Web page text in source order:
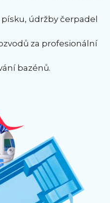
údržby čerpadel
za profesionální
bazénů.